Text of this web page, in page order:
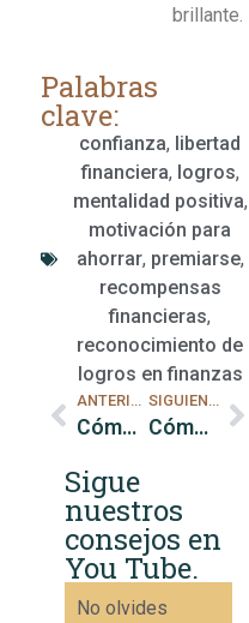
brillante.
Palabras
clave:
confianza, libertad
financiera, logros,
mentalidad positiva,
motivación para
ahorrar, premiarse,
recompensas
financieras,
reconocimiento de
logros en finanzas
Cómo Controlar los Impulsos de Compra Cómo evaluar y ajustar tus hábitos de gasto
Sigue
nuestros
consejos en
You Tube.
No olvides